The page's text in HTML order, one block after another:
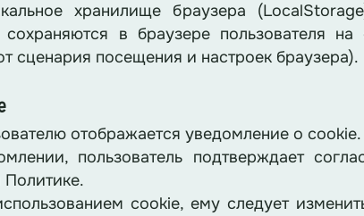
хранилище браузера
сохраняются в браузере пользователя
сценария посещения и настроек браузера).
отображается уведомление о cookie.
пользователь подтверждает
Политике.
cookie, ему следует